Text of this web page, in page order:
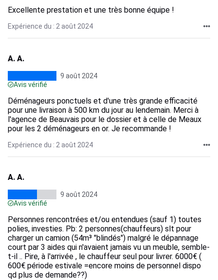
Excellente prestation et une très bonne équipe !
Expérience du : 2 août 2024
A. A.
9 août 2024
Avis vérifié
Déménageurs ponctuels et d'une très grande efficacité
pour une livraison à 500 km du jour au lendemain. Merci à
l'agence de Beauvais pour le dossier et à celle de Meaux
pour les 2 déménageurs en or. Je recommande !
Expérience du : 2 août 2024
A. A.
9 août 2024
Avis vérifié
Personnes rencontrées et/ou entendues (sauf 1) toutes
polies, investies. Pb: 2 personnes(chauffeurs) slt pour
charger un camion (54m³ "blindés") malgré le dépannage
court par 3 aides qui n'avaient jamais vu un meuble, semble-
t-il .. Pire, à l'arrivée , le chauffeur seul pour livrer. 6000€ (
600€ période estivale =encore moins de personnel dispo
qd plus de demande??)